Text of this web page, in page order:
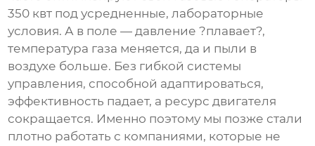
350 квт под усредненные, лабораторные
условия. А в поле — давление ?плавает?,
температура газа меняется, да и пыли в
воздухе больше. Без гибкой системы
управления, способной адаптироваться,
эффективность падает, а ресурс двигателя
сокращается. Именно поэтому мы позже стали
плотно работать с компаниями, которые не